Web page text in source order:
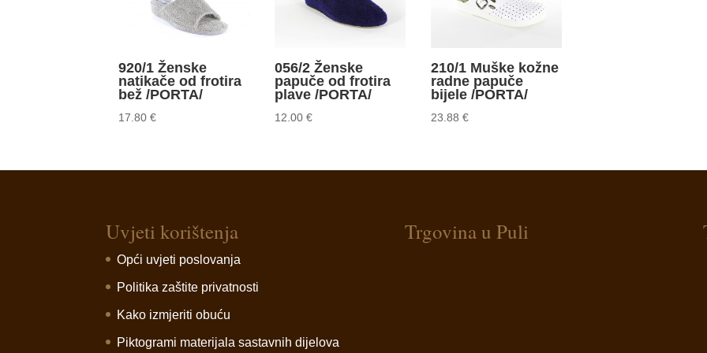
920/1 Ženske
natikače od frotira
bež /PORTA/
17.80€
056/2 Ženske
papuče od frotira
plave /PORTA/
12.00€
210/1 Muške kožne
radne papuče
bijele /PORTA/
23.88€
Uvjeti korištenja
Opći uvjeti poslovanja
Politika zaštite privatnosti
Kako izmjeriti obuću
Piktogrami materijala sastavnih dijelova
Trgovina u Puli